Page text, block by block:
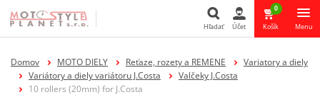
Hľadať
Hľadať Účet
0
Košík Menu
Domov MOTO DIELY Reťaze, rozety a REMENE
Variatory a diely
Variátory a diely variátoru J.Costa
Valčeky J.Costa
10 rollers (20mm) for J.Costa